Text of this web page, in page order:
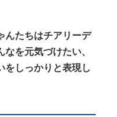
んたちはチアリーデ
を元気づけたい、
をしっかりと表現し